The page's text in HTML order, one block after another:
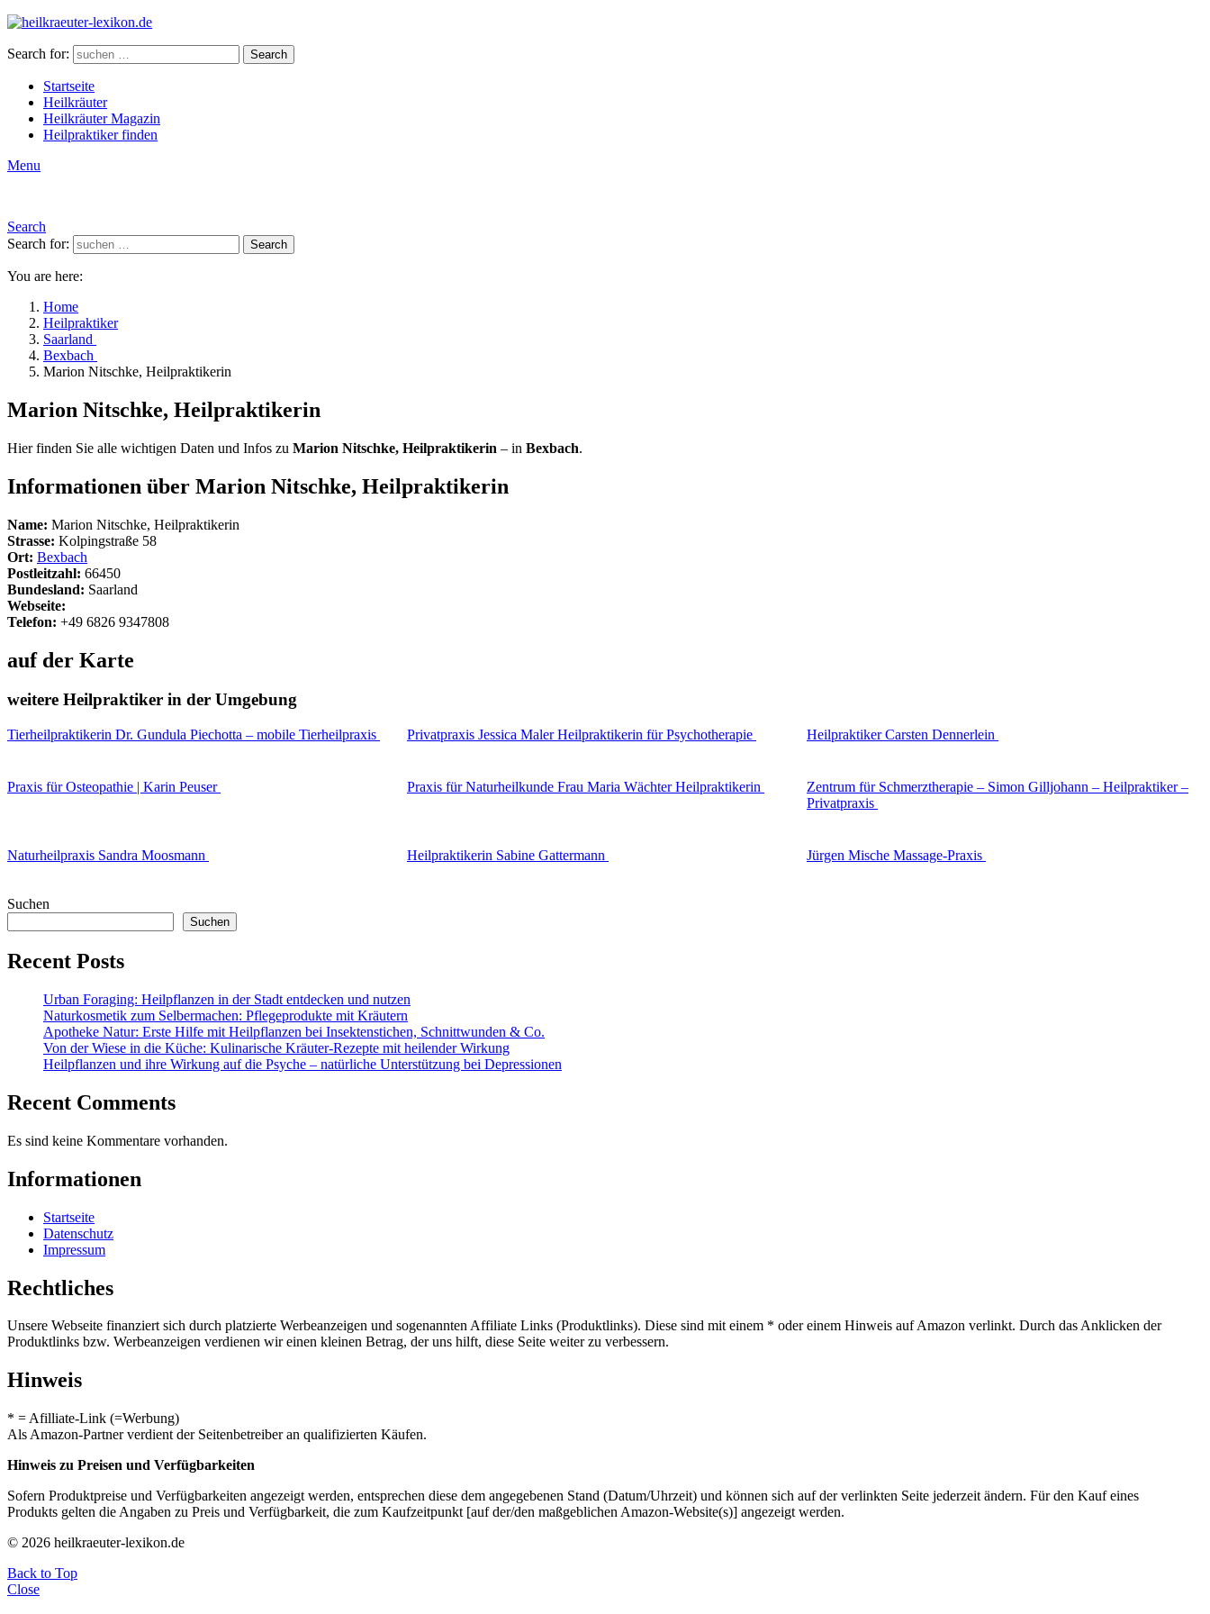
Search for: Search
Startseite
Heilkräuter
Heilkräuter Magazin
Heilpraktiker finden
Menu
Search
Search for:
Search
You are here:
Home
Heilpraktiker
Saarland
Bexbach
Marion Nitschke, Heilpraktikerin
Marion Nitschke, Heilpraktikerin
Hier finden Sie alle wichtigen Daten und Infos zu Marion Nitschke, Heilpraktikerin – in Bexbach.
Informationen über Marion Nitschke, Heilpraktikerin
Name: Marion Nitschke, Heilpraktikerin
Strasse: Kolpingstraße 58
Ort: Bexbach
Postleitzahl: 66450
Bundesland: Saarland
Webseite:
Telefon: +49 6826 9347808
auf der Karte
weitere Heilpraktiker in der Umgebung
Tierheilpraktikerin Dr. Gundula Piechotta – mobile Tierheilpraxis Privatpraxis Jessica Maler Heilpraktikerin für Psychotherapie Heilpraktiker Carsten Dennerlein
Praxis für Osteopathie | Karin Peuser Praxis für Naturheilkunde Frau Maria Wächter Heilpraktikerin
Zentrum für Schmerztherapie – Simon Gilljohann – Heilpraktiker –
Privatpraxis
Naturheilpraxis Sandra Moosmann Heilpraktikerin Sabine Gattermann Jürgen Mische Massage-Praxis
Suchen
Suchen
Recent Posts
Urban Foraging: Heilpflanzen in der Stadt entdecken und nutzen
Naturkosmetik zum Selbermachen: Pflegeprodukte mit Kräutern
Apotheke Natur: Erste Hilfe mit Heilpflanzen bei Insektenstichen, Schnittwunden & Co.
Von der Wiese in die Küche: Kulinarische Kräuter-Rezepte mit heilender Wirkung
Heilpflanzen und ihre Wirkung auf die Psyche – natürliche Unterstützung bei Depressionen
Recent Comments
Es sind keine Kommentare vorhanden.
Informationen
Startseite
Datenschutz
Impressum
Rechtliches
Unsere Webseite finanziert sich durch platzierte Werbeanzeigen und sogenannten Affiliate Links (Produktlinks). Diese sind mit einem * oder einem Hinweis auf Amazon verlinkt. Durch das Anklicken der
Produktlinks bzw. Werbeanzeigen verdienen wir einen kleinen Betrag, der uns hilft, diese Seite weiter zu verbessern.
Hinweis
* = Afilliate-Link (=Werbung)
Als Amazon-Partner verdient der Seitenbetreiber an qualifizierten Käufen.
Hinweis zu Preisen und Verfügbarkeiten
Sofern Produktpreise und Verfügbarkeiten angezeigt werden, entsprechen diese dem angegebenen Stand (Datum/Uhrzeit) und können sich auf der verlinkten Seite jederzeit ändern. Für den Kauf eines
Produkts gelten die Angaben zu Preis und Verfügbarkeit, die zum Kaufzeitpunkt [auf der/den maßgeblichen Amazon-Website(s)] angezeigt werden.
© 2026 heilkraeuter-lexikon.de
Back to Top
Close